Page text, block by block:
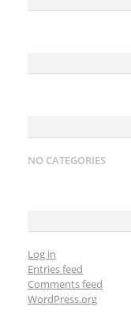
NO CATEGORIES
Log in
Entries feed
Comments feed
WordPress.org